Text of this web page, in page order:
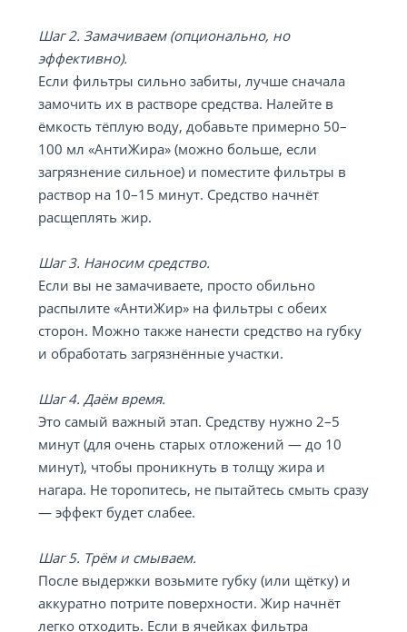
Шаг 2. Замачиваем (опционально, но
эффективно).
Если фильтры сильно забиты, лучше сначала
замочить их в растворе средства. Налейте в
ёмкость тёплую воду, добавьте примерно 50–
100 мл «АнтиЖира» (можно больше, если
загрязнение сильное) и поместите фильтры в
раствор на 10–15 минут. Средство начнёт
расщеплять жир.
Шаг 3. Наносим средство.
Если вы не замачиваете, просто обильно
распылите «АнтиЖир» на фильтры с обеих
сторон. Можно также нанести средство на губку
и обработать загрязнённые участки.
Шаг 4. Даём время.
Это самый важный этап. Средству нужно 2–5
минут (для очень старых отложений — до 10
минут), чтобы проникнуть в толщу жира и
нагара. Не торопитесь, не пытайтесь смыть сразу
— эффект будет слабее.
Шаг 5. Трём и смываем.
После выдержки возьмите губку (или щётку) и
аккуратно потрите поверхности. Жир начнёт
легко отходить. Если в ячейках фильтра